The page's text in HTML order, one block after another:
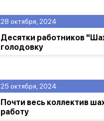
25 октября, 2024
Почти весь коллектив
работу
28 октября, 2024
Десятки работников
голодовку